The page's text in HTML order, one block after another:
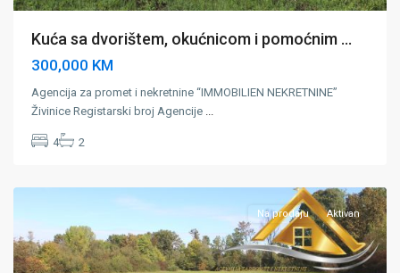
Kuća sa dvorištem, okućnicom i pomoćnim ...
300,000 KM
Agencija za promet i nekretnine “IMMOBILIEN NEKRETNINE”
Živinice Registarski broj Agencije ...
4 2
Dubrave
Na prodaju Aktivan